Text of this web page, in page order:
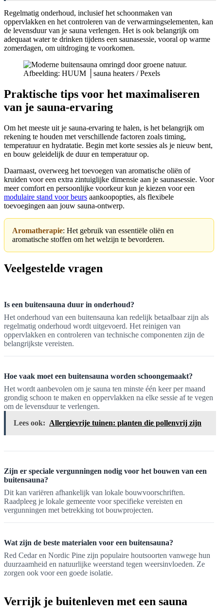
Regelmatig onderhoud, inclusief het schoonmaken van
oppervlakken en het controleren van de verwarmingselementen, kan
de levensduur van je sauna verlengen. Het is ook belangrijk om
adequaat water te drinken tijdens een saunasessie, vooral op warme
zomerdagen, om uitdroging te voorkomen.
Afbeelding: HUUM │sauna heaters / Pexels
Praktische tips voor het maximaliseren
van je sauna-ervaring
Om het meeste uit je sauna-ervaring te halen, is het belangrijk om
rekening te houden met verschillende factoren zoals timing,
temperatuur en hydratatie. Begin met korte sessies als je nieuw bent,
en bouw geleidelijk de duur en temperatuur op.
Daarnaast, overweeg het toevoegen van aromatische oliën of
kruiden voor een extra zintuiglijke dimensie aan je saunasessie. Voor
meer comfort en persoonlijke voorkeur kun je kiezen voor een
modulaire stand voor beurs aankoopopties, als flexibele
toevoegingen aan jouw sauna-ontwerp.
Aromatherapie: Het gebruik van essentiële oliën en
aromatische stoffen om het welzijn te bevorderen.
Veelgestelde vragen
Is een buitensauna duur in onderhoud?
Het onderhoud van een buitensauna kan redelijk betaalbaar zijn als
regelmatig onderhoud wordt uitgevoerd. Het reinigen van
oppervlakken en controleren van technische componenten zijn de
belangrijkste vereisten.
Hoe vaak moet een buitensauna worden schoongemaakt?
Het wordt aanbevolen om je sauna ten minste één keer per maand
grondig schoon te maken en oppervlakken na elke sessie af te vegen
om de levensduur te verlengen.
Lees ook: Allergievrije tuinen: planten die pollenvrij zijn
Zijn er speciale vergunningen nodig voor het bouwen van een
buitensauna?
Dit kan variëren afhankelijk van lokale bouwvoorschriften.
Raadpleeg je lokale gemeente voor specifieke vereisten en
vergunningen met betrekking tot bouwprojecten.
Wat zijn de beste materialen voor een buitensauna?
Red Cedar en Nordic Pine zijn populaire houtsoorten vanwege hun
duurzaamheid en natuurlijke weerstand tegen weersinvloeden. Ze
zorgen ook voor een goede isolatie.
Verrijk je buitenleven met een sauna